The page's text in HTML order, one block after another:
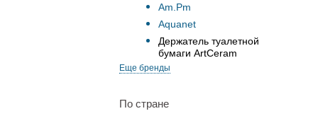
Am.Pm
Aquanet
Держатель туалетной
бумаги ArtCeram
Еще бренды
По стране